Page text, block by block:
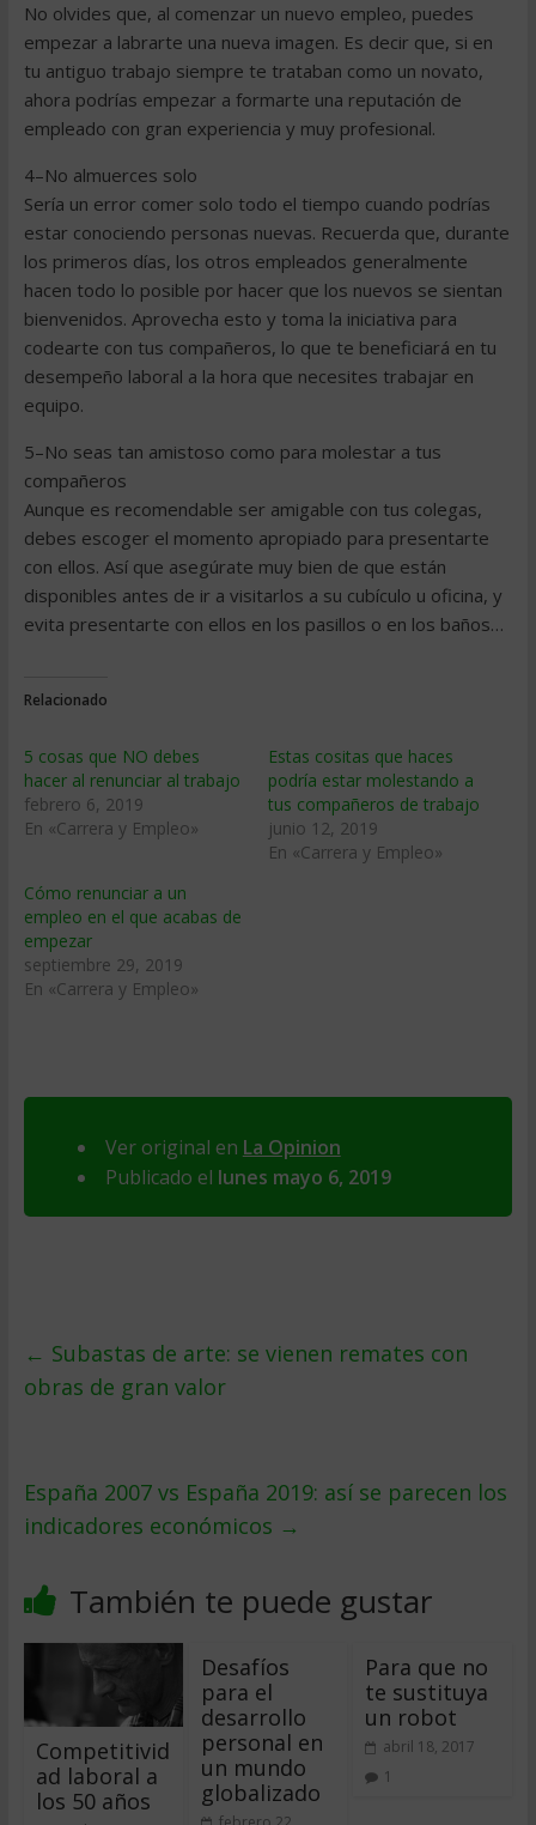
No olvides que, al comenzar un nuevo empleo, puedes
empezar a labrarte una nueva imagen. Es decir que, si en
tu antiguo trabajo siempre te trataban como un novato,
ahora podrías empezar a formarte una reputación de
empleado con gran experiencia y muy profesional.
4–No almuerces solo
Sería un error comer solo todo el tiempo cuando podrías
estar conociendo personas nuevas. Recuerda que, durante
los primeros días, los otros empleados generalmente
hacen todo lo posible por hacer que los nuevos se sientan
bienvenidos. Aprovecha esto y toma la iniciativa para
codearte con tus compañeros, lo que te beneficiará en tu
desempeño laboral a la hora que necesites trabajar en
equipo.
5–No seas tan amistoso como para molestar a tus
compañeros
Aunque es recomendable ser amigable con tus colegas,
debes escoger el momento apropiado para presentarte
con ellos. Así que asegúrate muy bien de que están
disponibles antes de ir a visitarlos a su cubículo u oficina, y
evita presentarte con ellos en los pasillos o en los baños…
Relacionado
5 cosas que NO debes
hacer al renunciar al trabajo
febrero 6, 2019
En «Carrera y Empleo»
Estas cositas que haces
podría estar molestando a
tus compañeros de trabajo
junio 12, 2019
En «Carrera y Empleo»
Cómo renunciar a un
empleo en el que acabas de
empezar
septiembre 29, 2019
En «Carrera y Empleo»
Ver original en La Opinion
Publicado el lunes mayo 6, 2019
← Subastas de arte: se vienen remates con
obras de gran valor
España 2007 vs España 2019: así se parecen los
indicadores económicos →
También te puede gustar
Competitivid
ad laboral a
los 50 años
Desafíos
para el
desarrollo
personal en
un mundo
globalizado
Para que no
te sustituya
un robot
abril 18, 2017
1